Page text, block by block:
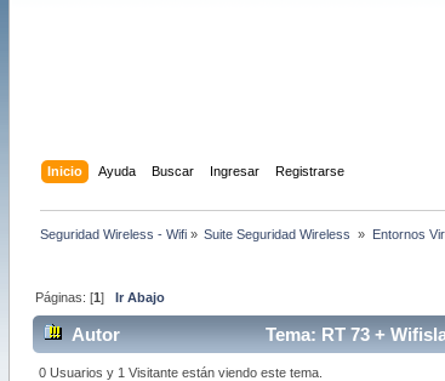
Inicio Ayuda Buscar Ingresar Registrarse
Seguridad Wireless - Wifi» Suite Seguridad Wireless » Entornos
Páginas: [1] Ir Abajo
Autor Tema: RT 73 +
0 Usuarios y 1 Visitante están viendo este tema.